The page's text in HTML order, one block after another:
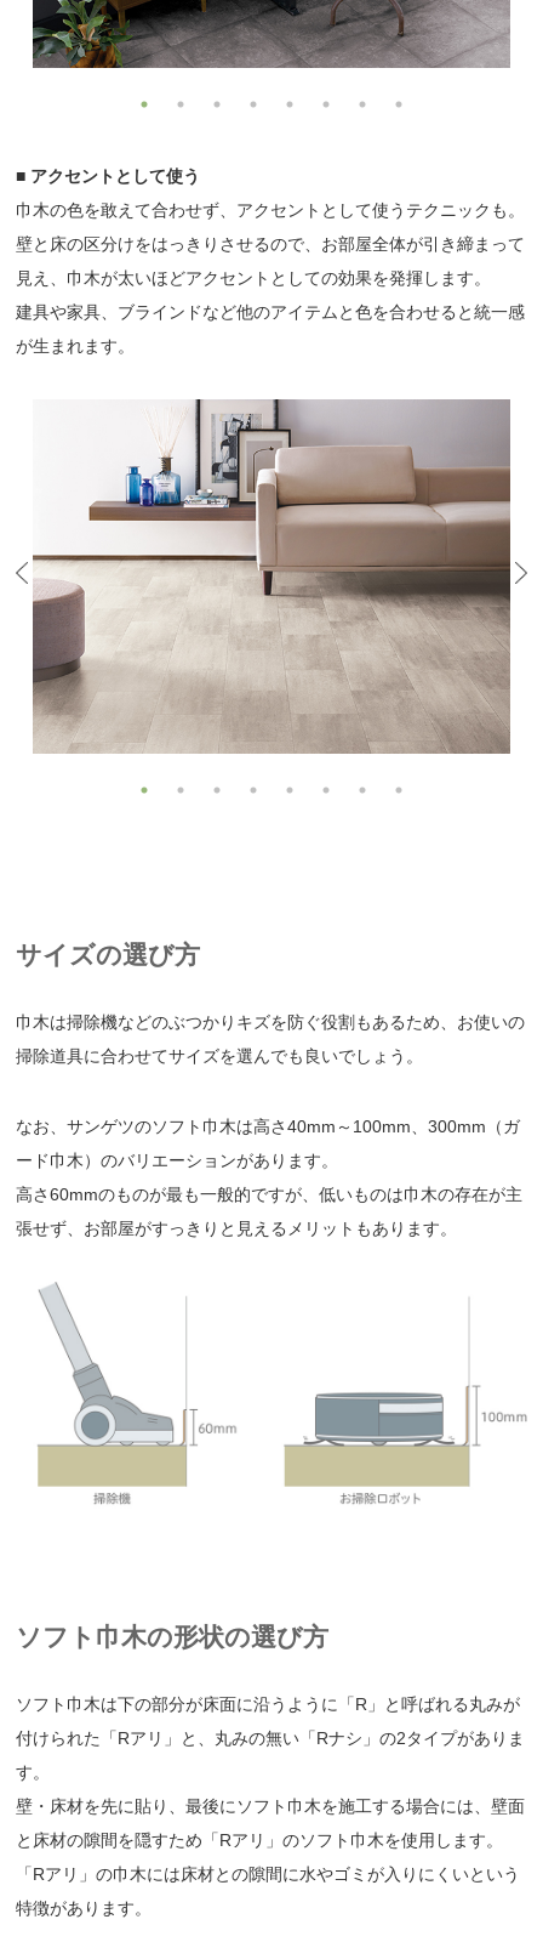
■ アクセントとして使う
巾木の色を敢えて合わせず、アクセントとして使うテクニックも。
壁と床の区分けをはっきりさせるので、お部屋全体が引き締まって
見え、巾木が太いほどアクセントとしての効果を発揮します。
建具や家具、ブラインドなど他のアイテムと色を合わせると統一感
が生まれます。
サイズの選び方
巾木は掃除機などのぶつかりキズを防ぐ役割もあるため、お使いの
掃除道具に合わせてサイズを選んでも良いでしょう。
なお、サンゲツのソフト巾木は高さ40mm～100mm、300mm（ガ
ード巾木）のバリエーションがあります。
高さ60mmのものが最も一般的ですが、低いものは巾木の存在が主
張せず、お部屋がすっきりと見えるメリットもあります。
ソフト巾木の形状の選び方
ソフト巾木は下の部分が床面に沿うように「R」と呼ばれる丸みが
付けられた「Rアリ」と、丸みの無い「Rナシ」の2タイプがありま
す。
壁・床材を先に貼り、最後にソフト巾木を施工する場合には、壁面
と床材の隙間を隠すため「Rアリ」のソフト巾木を使用します。
「Rアリ」の巾木には床材との隙間に水やゴミが入りにくいという
特徴があります。